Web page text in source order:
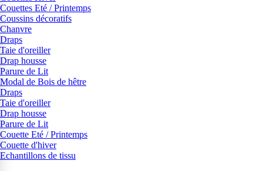
Couettes Eté / Printemps
Coussins décoratifs
Chanvre
Draps
Taie d'oreiller
Drap housse
Parure de Lit
Modal de Bois de hêtre
Draps
Taie d'oreiller
Drap housse
Parure de Lit
Couette Eté / Printemps
Couette d'hiver
Echantillons de tissu